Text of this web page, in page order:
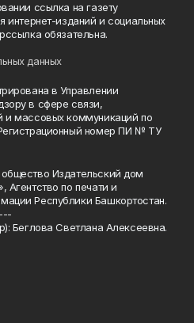
ссылка на газету
интернет-изданий и социальных
обязательна.
данных
в Управлении
в сфере связи,
и массовых коммуникаций по
номер ПИ № ТУ
Издательский дом
Агентство по печати и
Республики Башкортостан.
Беглова Светлана Алексеевна.